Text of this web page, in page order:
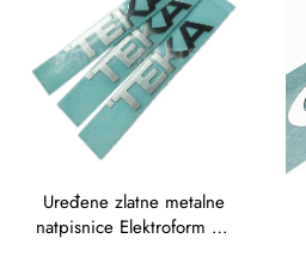
Uređene zlatne metalne
natpisnice Elektroform 3d